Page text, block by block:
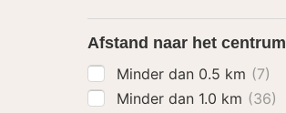
Afstand naar het centrum
Minder dan 0.5 km (7)
Minder dan 1.0 km (36)